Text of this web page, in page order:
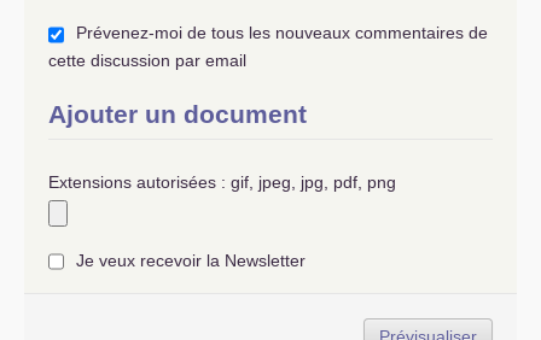
Prévenez-moi de tous les nouveaux commentaires de
cette discussion par email
Ajouter un document
Extensions autorisées : gif, jpeg, jpg, pdf, png
Je veux recevoir la Newsletter